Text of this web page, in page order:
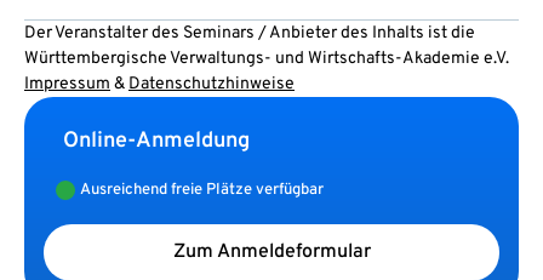
Der Veranstalter des Seminars / Anbieter des Inhalts ist die
Württembergische Verwaltungs- und Wirtschafts-Akademie e.V.
Impressum & Datenschutzhinweise
Online-Anmeldung
Ausreichend freie Plätze verfügbar
Zum Anmeldeformular